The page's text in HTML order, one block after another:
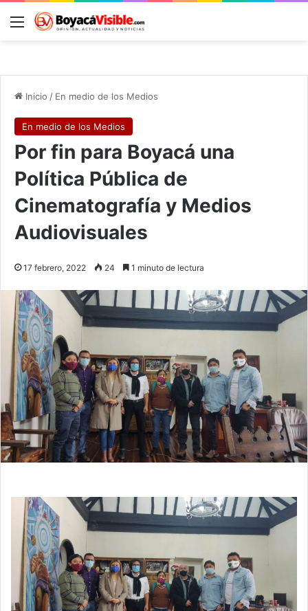
Menú
Inicio / En medio de los Medios
En medio de los Medios
Por fin para Boyacá una
Política Pública de
Cinematografía y Medios
Audiovisuales
17 febrero, 2022 24 1 minuto de lectura